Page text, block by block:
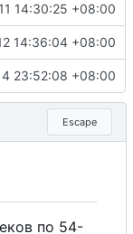
14:30:25 +08:00
14:36:04 +08:00
23:52:08 +08:00
Escape
по 54-